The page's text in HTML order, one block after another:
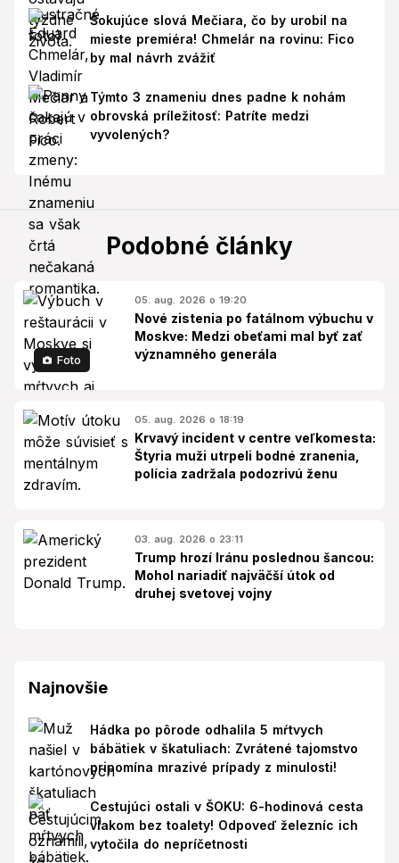
Šokujúce slová Mečiara, čo by urobil na
mieste premiéra! Chmelár na rovinu: Fico
by mal návrh zvážiť
Týmto 3 znameniu dnes padne k nohám
obrovská príležitosť: Patríte medzi
vyvolených?
Podobné články
Foto
05. aug. 2026 o 19:20
Nové zistenia po fatálnom výbuchu v
Moskve: Medzi obeťami mal byť zať
významného generála
05. aug. 2026 o 18:19
Krvavý incident v centre veľkomesta:
Štyria muži utrpeli bodné zranenia,
polícia zadržala podozrivú ženu
03. aug. 2026 o 23:11
Trump hrozí Iránu poslednou šancou:
Mohol nariadiť najväčší útok od
druhej svetovej vojny
Najnovšie
Hádka po pôrode odhalila 5 mŕtvych
bábätiek v škatuliach: Zvrátené tajomstvo
pripomína mrazivé prípady z minulosti!
Cestujúci ostali v ŠOKU: 6-hodinová cesta
vlakom bez toalety! Odpoveď železníc ich
vytočila do nepríčetnosti